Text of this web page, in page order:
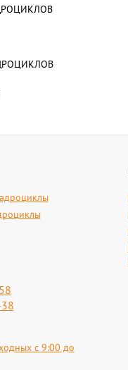
с 9:00 до